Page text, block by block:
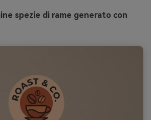
spezie di rame generato con